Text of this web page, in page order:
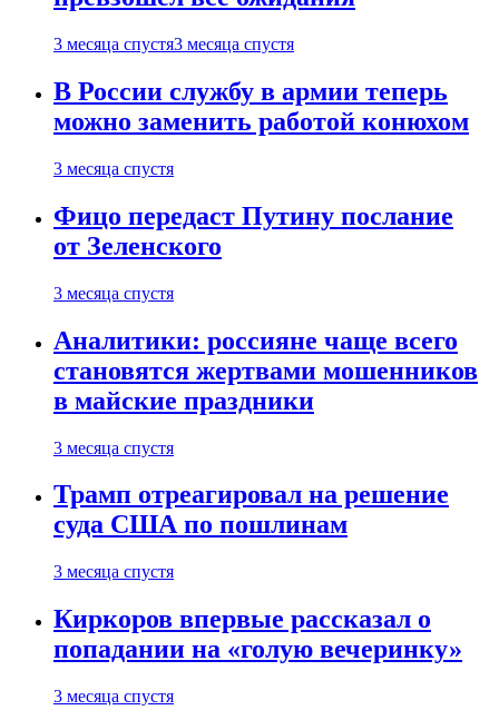
3 месяца спустя3 месяца спустя
В России службу в армии теперь
можно заменить работой конюхом
3 месяца спустя
Фицо передаст Путину послание
от Зеленского
3 месяца спустя
Аналитики: россияне чаще всего
становятся жертвами мошенников
в майские праздники
3 месяца спустя
Трамп отреагировал на решение
суда США по пошлинам
3 месяца спустя
Киркоров впервые рассказал о
попадании на «голую вечеринку»
3 месяца спустя